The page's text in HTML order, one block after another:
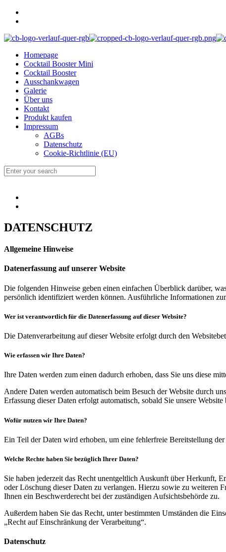
Homepage
Cocktail Booster Mini
Cocktail Booster
Ausschankwagen
Galerie
Über uns
Kontakt
Produkt kaufen
Impressum
AGBs
Datenschutz
Cookie-Richtlinie (EU)
DATENSCHUTZ
Allgemeine Hinweise
Datenerfassung auf unserer Website
Die folgenden Hinweise geben einen einfachen Überblick darüber,
persönlich identifiziert werden können. Ausführliche Informationen
Wer ist verantwortlich für die Datenerfassung auf dieser Website?
Die Datenverarbeitung auf dieser Website erfolgt durch den
Wie erfassen wir Ihre Daten?
Ihre Daten werden zum einen dadurch erhoben, dass Sie uns diese
Andere Daten werden automatisch beim Besuch der Website durch
Erfassung dieser Daten erfolgt automatisch, sobald Sie unsere Website
Wofür nutzen wir Ihre Daten?
Ein Teil der Daten wird erhoben, um eine fehlerfreie Bereitstellung
Welche Rechte haben Sie bezüglich Ihrer Daten?
Sie haben jederzeit das Recht unentgeltlich Auskunft über Herkunft,
oder Löschung dieser Daten zu verlangen. Hierzu sowie zu weiteren
Ihnen ein Beschwerderecht bei der zuständigen Aufsichtsbehörde zu.
Außerdem haben Sie das Recht, unter bestimmten Umständen die
„Recht auf Einschränkung der Verarbeitung“.
Datenschutz